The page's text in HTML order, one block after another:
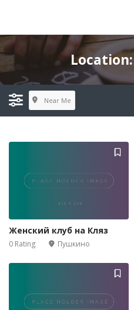
Near Me
Женский клуб на Кляз
0 Rating Пушкино